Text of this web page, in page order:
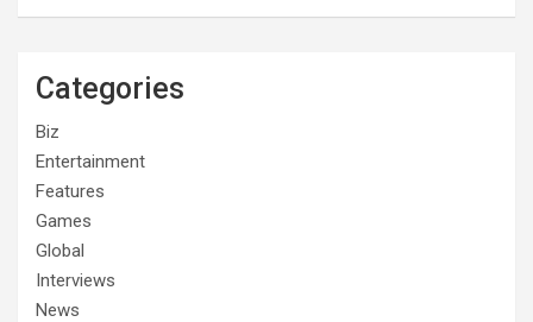
Categories
Biz
Entertainment
Features
Games
Global
Interviews
News